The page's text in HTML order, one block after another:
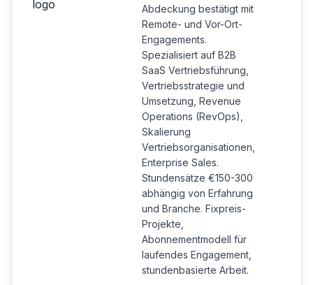
Abdeckung bestätigt mit
Remote- und Vor-Ort-
Engagements.
Spezialisiert auf B2B
SaaS Vertriebsführung,
Vertriebsstrategie und
Umsetzung, Revenue
Operations (RevOps),
Skalierung
Vertriebsorganisationen,
Enterprise Sales.
Stundensätze €150-300
abhängig von Erfahrung
und Branche. Fixpreis-
Projekte,
Abonnementmodell für
laufendes Engagement,
stundenbasierte Arbeit.